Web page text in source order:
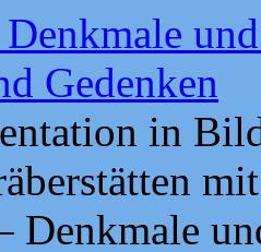
Gedenken
in